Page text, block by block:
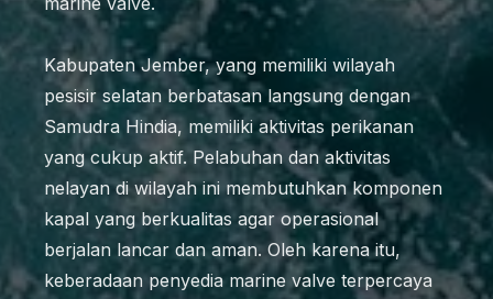
Kabupaten Jember, yang memiliki wilayah
pesisir selatan berbatasan langsung dengan
Samudra Hindia, memiliki aktivitas perikanan
yang cukup aktif. Pelabuhan dan aktivitas
nelayan di wilayah ini membutuhkan komponen
kapal yang berkualitas agar operasional
berjalan lancar dan aman. Oleh karena itu,
keberadaan penyedia marine valve terpercaya